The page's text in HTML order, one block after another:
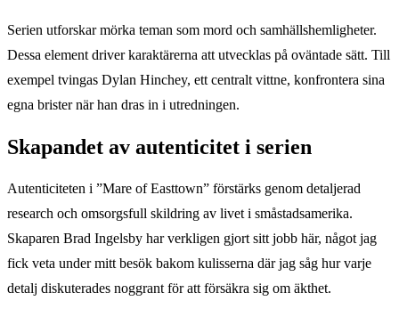
Serien utforskar mörka teman som mord och samhällshemligheter.
Dessa element driver karaktärerna att utvecklas på oväntade sätt. Till
exempel tvingas Dylan Hinchey, ett centralt vittne, konfrontera sina
egna brister när han dras in i utredningen.
Skapandet av autenticitet i serien
Autenticiteten i ”Mare of Easttown” förstärks genom detaljerad
research och omsorgsfull skildring av livet i småstadsamerika.
Skaparen Brad Ingelsby har verkligen gjort sitt jobb här, något jag
fick veta under mitt besök bakom kulisserna där jag såg hur varje
detalj diskuterades noggrant för att försäkra sig om äkthet.